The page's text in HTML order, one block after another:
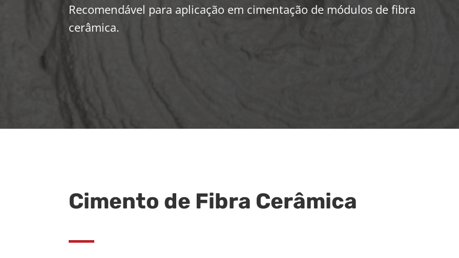
Recomendável para aplicação em cimentação de módulos de fibra
cerâmica.
Cimento de Fibra Cerâmica